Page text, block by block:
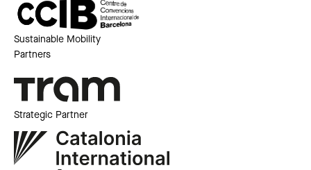
Sustainable Mobility
Partners
Strategic Partner